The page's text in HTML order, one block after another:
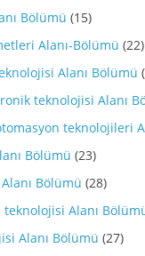
Bölümü (15)
Alanı-Bölümü (22)
Alanı Bölümü
teknolojisi Alanı
teknolojileri
Bölümü (23)
Bölümü (28)
Alanı
Alanı Bölümü (27)